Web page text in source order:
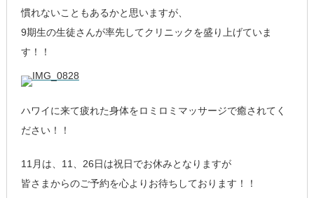
慣れないこともあるかと思いますが、
9期生の生徒さんが率先してクリニックを盛り上げていま
す！！
ハワイに来て疲れた身体をロミロミマッサージで癒されてく
ださい！！
11月は、11、26日は祝日でお休みとなりますが
皆さまからのご予約を心よりお待ちしております！！